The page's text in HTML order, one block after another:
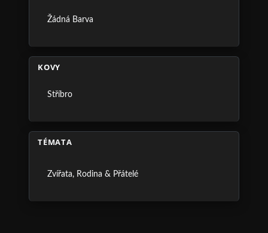
Žádná Barva
KOVY
Stříbro
TÉMATA
Zvířata, Rodina & Přátelé